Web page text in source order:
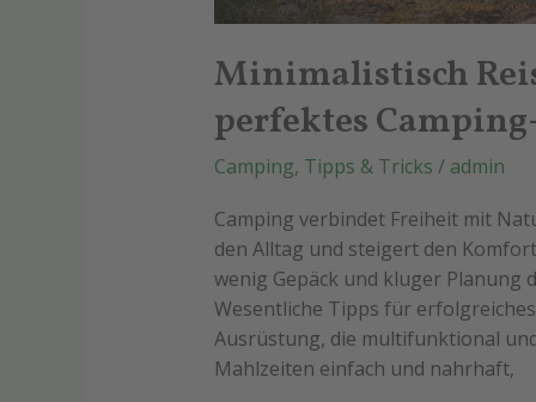
Minimalistisch
perfektes
Camping, Tipps & Tricks / admin
Camping verbindet Freiheit mit
den Alltag und steigert den
wenig Gepäck und kluger Planung
Wesentliche Tipps für
Ausrüstung, die multifunktional
Mahlzeiten einfach und nahrhaft,